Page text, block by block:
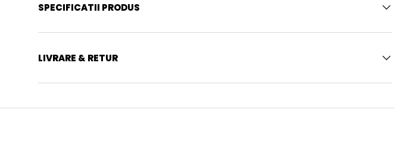
SPECIFICATII PRODUS
LIVRARE & RETUR